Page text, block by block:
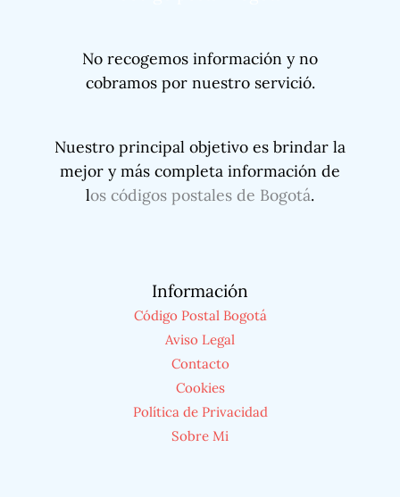
No recogemos información y no
cobramos por nuestro servició.
Nuestro principal objetivo es brindar la
mejor y más completa información de
los códigos postales de Bogotá.
Información
Código Postal Bogotá
Aviso Legal
Contacto
Cookies
Política de Privacidad
Sobre Mi